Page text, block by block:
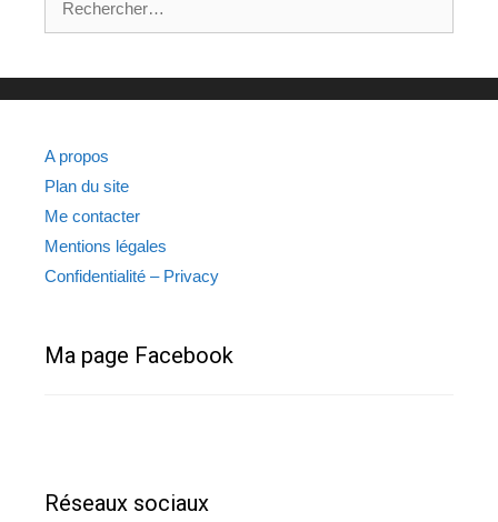
A propos
Plan du site
Me contacter
Mentions légales
Confidentialité – Privacy
Ma page Facebook
Réseaux sociaux